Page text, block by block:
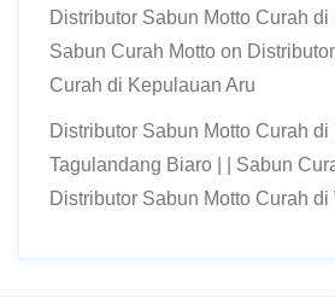
Distributor Sabun Motto Curah di
Sabun Curah Motto on
Curah di Kepulauan Aru
Distributor Sabun Motto Curah
Tagulandang Biaro | | Sabun
Distributor Sabun Motto Curah di